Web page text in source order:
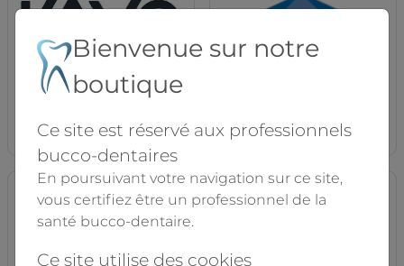
KEMDENT
Bienvenue sur notre
boutique
Ce site est réservé aux professionnels
bucco-dentaires
En poursuivant votre navigation sur ce site,
vous certifiez être un professionnel de la
santé bucco-dentaire.
Ce site utilise des cookies